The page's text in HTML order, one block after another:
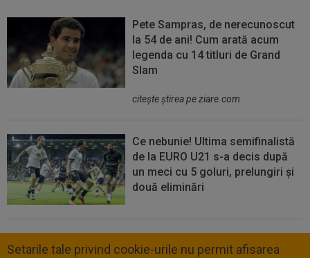
Pete Sampras, de nerecunoscut
la 54 de ani! Cum arată acum
legenda cu 14 titluri de Grand
Slam
citeşte ştirea pe ziare.com
Ce nebunie! Ultima semifinalistă
de la EURO U21 s-a decis după
un meci cu 5 goluri, prelungiri și
două eliminări
Setarile tale privind cookie-urile nu permit afisarea